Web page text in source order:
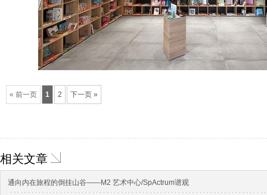
« 前一页 1 2 下一页 »
相关文章
通向内在旅程的倒挂山谷——M2 艺术中心/SpActrum谱观